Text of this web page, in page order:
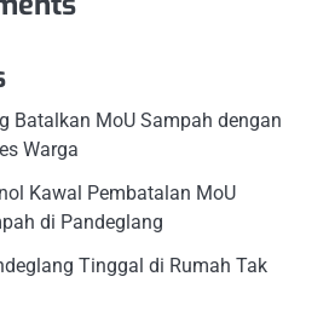
Batalkan MoU Sampah dengan
Warga
Kawal Pembatalan MoU
di Pandeglang
Tinggal di Rumah Tak